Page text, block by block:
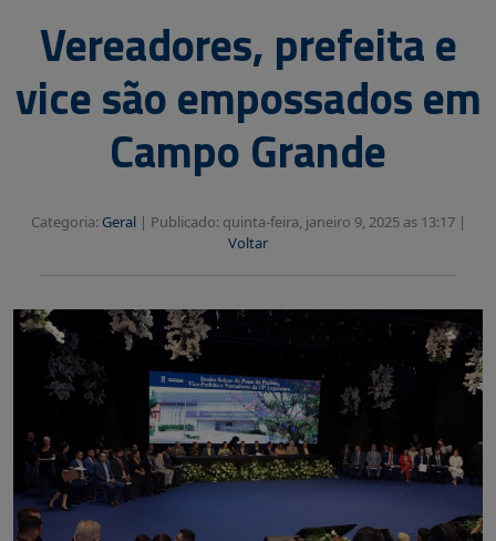
Vereadores, prefeita e
vice são empossados em
Campo Grande
Categoria: Geral| Publicado: quinta-feira, janeiro 9, 2025 as 13:17 |
Voltar